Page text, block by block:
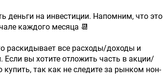
деньги на инвестиции. Напомним, что это
каждого месяца 📆
раскидывает все расходы/доходы и
вы хотите отложить часть в акции/
купить, так как не следите за рынком нон-